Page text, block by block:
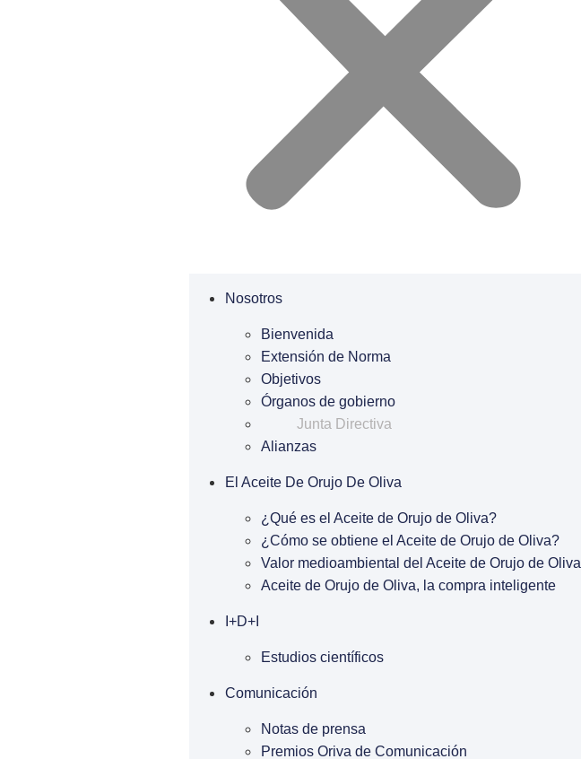
Nosotros
Bienvenida
Extensión de Norma
Objetivos
Órganos de gobierno
Junta Directiva
Alianzas
El Aceite De Orujo De Oliva
¿Qué es el Aceite de Orujo de Oliva?
¿Cómo se obtiene el Aceite de Orujo de Oliva?
Valor medioambiental del Aceite de Orujo de Oliva
Aceite de Orujo de Oliva, la compra inteligente
I+D+I
Estudios científicos
Comunicación
Notas de prensa
Premios Oriva de Comunicación